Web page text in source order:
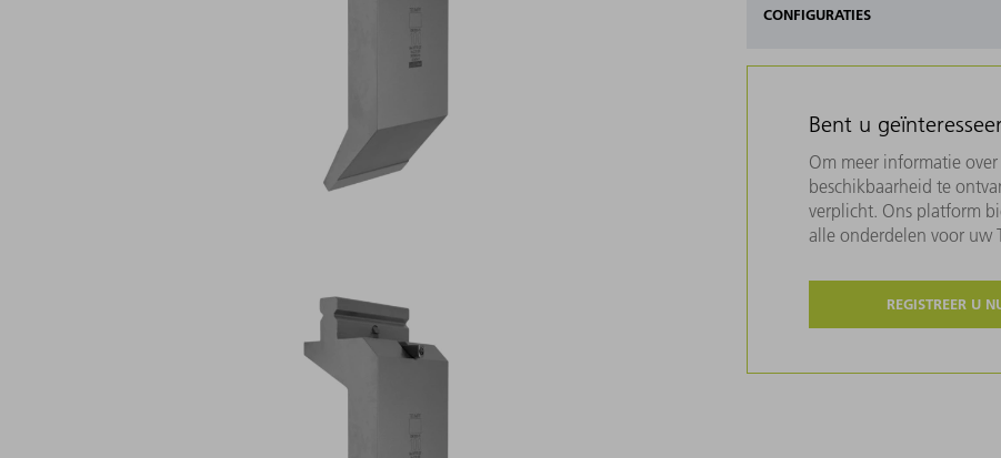
CONFIGURATIES
Bent u
Om meer informatie
beschikbaarheid te
verplicht. Ons platform
alle onderdelen voor uw
REGISTREER U